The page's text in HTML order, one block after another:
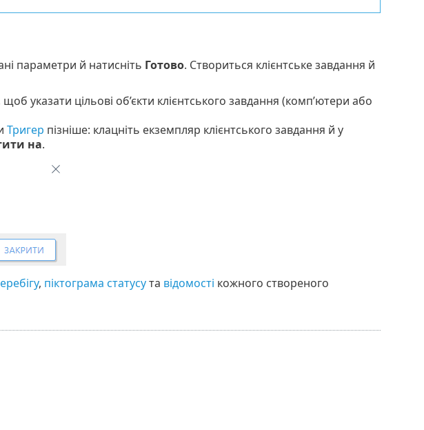
параметри й натисніть Готово. Створиться клієнтське завдання й
указати цільові об’єкти клієнтського завдання (комп’ютери або
Тригер пізніше: клацніть екземпляр клієнтського завдання й у
на.
, піктограма статусута відомості кожного створеного